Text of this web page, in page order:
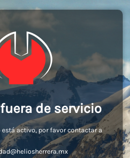
de servicio
está activo, por favor contactar a